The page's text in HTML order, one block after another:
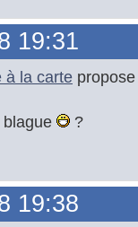
19:31
à la carte
blague ?
19:38